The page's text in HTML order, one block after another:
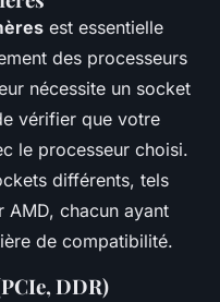
est essentielle
des processeurs
nécessite un socket
vérifier que votre
le processeur choisi.
différents, tels
AMD, chacun ayant
de compatibilité.
DDR)